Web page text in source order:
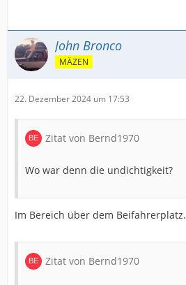
John Bronco
MÄZEN
22. Dezember 2024 um 17:53
Zitat von Bernd1970
Wo war denn die undichtigkeit?
Im Bereich über dem Beifahrerplatz.
Zitat von Bernd1970